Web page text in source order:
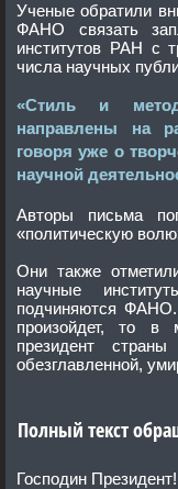
Ученые обратили внимание главы
ФАНО связать
институтов РАН с
числа научных
«Стиль и
направлены на
говоря уже о творческой атмосфере,
научной
Авторы письма попросили
Они также
научные институты, которые в настоящее время
подчиняются ФАНО. Ученые
произойдет, то в
президент
Полный текст
Господин Президент!